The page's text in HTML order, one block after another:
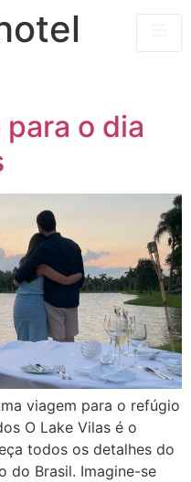
o dia
viagem para o refúgio
O Lake Vilas é o
todos os detalhes do
do Brasil. Imagine-se